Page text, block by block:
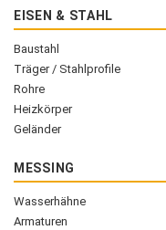
EISEN & STAHL
Baustahl
Träger / Stahlprofile
Rohre
Heizkörper
Geländer
MESSING
Wasserhähne
Armaturen